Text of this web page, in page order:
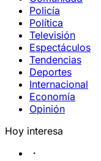
Policía
Política
Televisión
Espectáculos
Tendencias
Deportes
Internacional
Economía
Opinión
Hoy interesa